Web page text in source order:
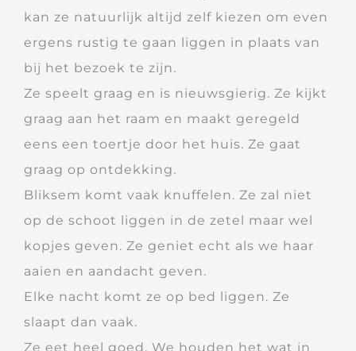
kan ze natuurlijk altijd zelf kiezen om even
ergens rustig te gaan liggen in plaats van
bij het bezoek te zijn.
Ze speelt graag en is nieuwsgierig. Ze kijkt
graag aan het raam en maakt geregeld
eens een toertje door het huis. Ze gaat
graag op ontdekking.
Bliksem komt vaak knuffelen. Ze zal niet
op de schoot liggen in de zetel maar wel
kopjes geven. Ze geniet echt als we haar
aaien en aandacht geven.
Elke nacht komt ze op bed liggen. Ze
slaapt dan vaak.
Ze eet heel goed. We houden het wat in